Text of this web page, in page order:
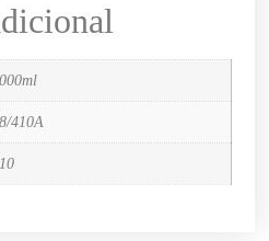
410A